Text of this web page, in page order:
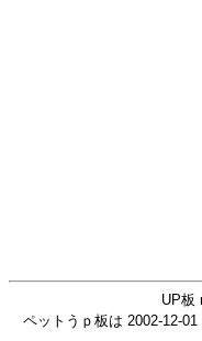
UP板
ペットうｐ板は 2002-12-